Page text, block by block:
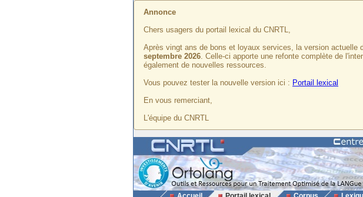
Annonce
Chers usagers du portail lexical du CNRTL,
Après vingt ans de bons et loyaux services, la version actuelle
septembre 2026. Celle-ci apporte une refonte complète de
également de nouvelles ressources.
Vous pouvez tester la nouvelle version ici : Portail lexical
En vous remerciant,
L'équipe du CNRTL